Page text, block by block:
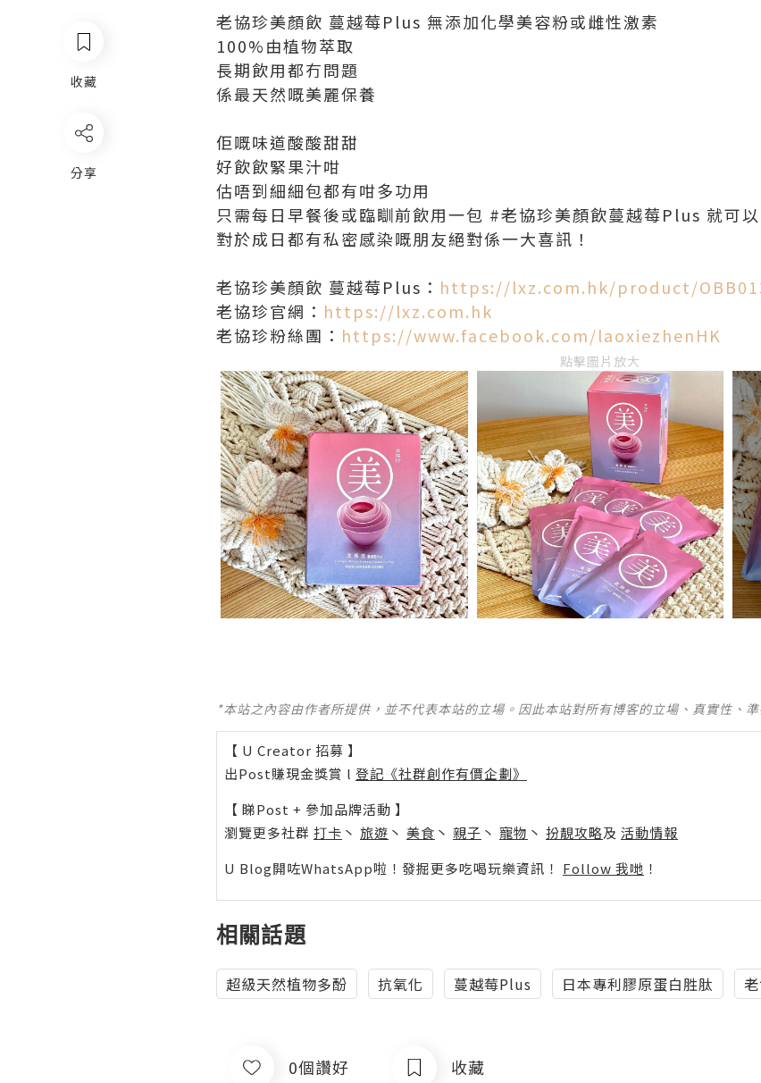
收藏
分享
老協珍美顏飲 蔓越莓Plus 無添加化學美容粉或雌性激素
100%由植物萃取
長期飲用都冇問題
係最天然嘅美麗保養
佢嘅味道酸酸甜甜
好飲飲緊果汁咁
估唔到細細包都有咁多功用
只需每日早餐後或臨瞓前飲用一包 #老協珍美顏飲蔓越莓Plus 就可
對於成日都有私密感染嘅朋友絕對係一大喜訊！
老協珍美顏飲 蔓越莓Plus： https://lxz.com.hk/product/
老協珍官網： https://lxz.com.hk
老協珍粉絲團： https://www.facebook.com/laoxiezhenHK
點擊圖片放大
*本站之內容由作者所提供，並不代表本站的立場。因此本站對所有博客的立場、真實性、
【 U Creator 招募 】
出Post賺現金獎賞 l 登記《社群創作有價企劃》
【 睇Post + 參加品牌活動 】
瀏覽更多社群 打卡 丶 旅遊 丶 美食 丶 親子 丶 寵物 丶 扮靚攻略及 活動情報
U Blog開咗WhatsApp啦！發掘更多吃喝玩樂資訊！ Follow 我哋 ！
相關話題
超級天然植物多酚 抗氧化 蔓越莓Plus 日本專利膠原蛋白胜肽
0個讚好 收藏